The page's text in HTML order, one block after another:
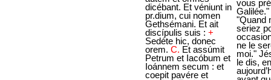
dicébant. Et véniunt in
pr.dium, cui nomen
Gethsémani. Et ait
discípulis suis : +
Sedéte hic, donec
orem. C. Et assúmit
Petrum et Iacóbum et
Ioánnem secum : et
coepit pavére et